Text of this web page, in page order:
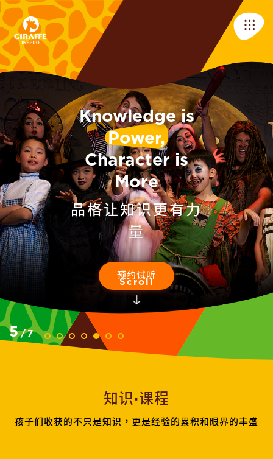
5/7
Knowledge is
Power,
Character is
More
品格让知识更有力
量
预约试听
Scroll
知识·课程
孩子们收获的不只是知识，更是经验的累积和眼界的丰盛